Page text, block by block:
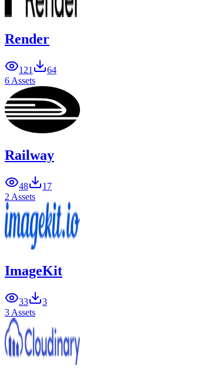
Render
121
64
6 Assets
Railway
48
17
2 Assets
ImageKit
33
3
3 Assets